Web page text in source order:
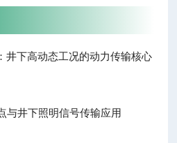
井下高动态工况的动力传输核心
与井下照明信号传输应用